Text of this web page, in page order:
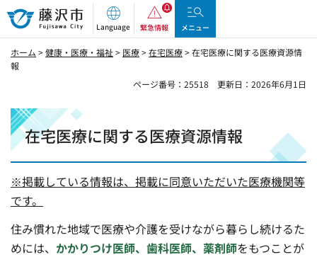
藤沢市
Language 緊急情報 メニュー
ホーム >健康・医療・福祉> 医療>在宅医療> 在宅医療に関する医療資源情
報
ページ番号：25518
更新日：2026年6月1日
在宅医療に関する医療資源情報
※掲載している情報は、掲載に同意いただいた医療機関等
です。
住み慣れた地域で医療や介護を受けながら暮らし続けるた
めには、 かかりつけ医師、歯科医師、薬剤師をもつことが